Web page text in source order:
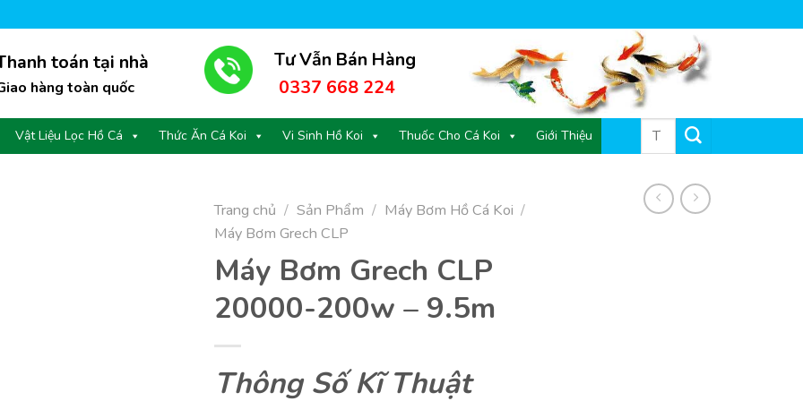
toán tại nhà
hàng toàn quốc
Tư Vẫn Bán Hàng
0337 668 224
Vật Liệu Lọc Hồ Cá Thức Ăn Cá Koi Vi Sinh Hồ Koi Thuốc Cho Cá Koi Giới Thiệu
Tìm
Trang chủ / Sản Phẩm / Máy Bơm Hồ Cá Koi /
Máy Bơm Grech CLP
Máy Bơm Grech CLP
20000-200w – 9.5m
Thông Số Kĩ Thuật